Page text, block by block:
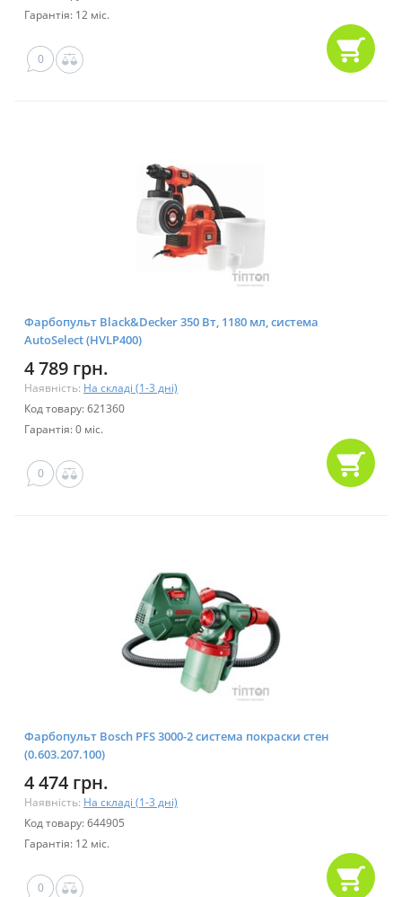
Гарантія: 12 міс.
0
Фарбопульт Black&Decker 350 Вт, 1180 мл, система
AutoSelect (HVLP400)
4 789 грн.
Наявність: На складі (1-3 дні)
Код товару: 621360
Гарантія: 0 міс.
0
Фарбопульт Bosch PFS 3000-2 система покраски стен
(0.603.207.100)
4 474 грн.
Наявність: На складі (1-3 дні)
Код товару: 644905
Гарантія: 12 міс.
0